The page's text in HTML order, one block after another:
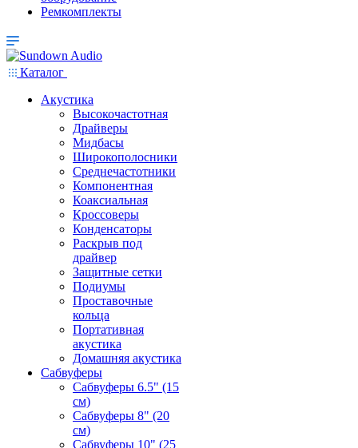
Ремкомплекты
Каталог
Акустика
Высокочастотная
Драйверы
Мидбасы
Широкополосники
Среднечастотники
Компонентная
Коаксиальная
Кроссоверы
Конденсаторы
Раскрыв под
драйвер
Защитные сетки
Подиумы
Проставочные
кольца
Портативная
акустика
Домашняя акустика
Сабвуферы
Сабвуферы 6.5" (15
см)
Сабвуферы 8" (20
см)
Сабвуферы 10" (25